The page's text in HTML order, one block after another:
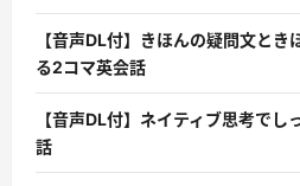
【音声DL付】きほんの疑問文と
る2コマ英会話
【音声DL付】ネイティブ思考で
話